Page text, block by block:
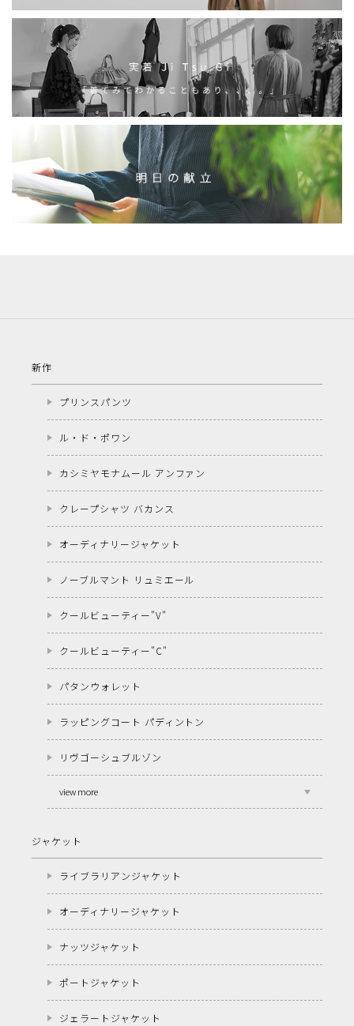
新作
プリンスパンツ
ル・ド・ポワン
カシミヤモナムール アンファン
クレープシャツ バカンス
オーディナリージャケット
ノーブルマント リュミエール
クールビューティー"V"
クールビューティー"C"
パタンウォレット
ラッピングコート パディントン
リヴゴーシュブルゾン
view more
ジャケット
ライブラリアンジャケット
オーディナリージャケット
ナッツジャケット
ポートジャケット
ジェラートジャケット